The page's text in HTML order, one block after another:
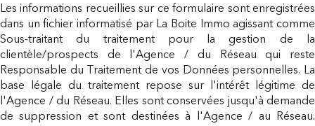
Les informations recueillies sur ce formulaire sont enregistrées
dans un fichier informatisé par La Boite Immo agissant comme
Sous-traitant du traitement pour la gestion de la
clientèle/prospects de l'Agence / du Réseau qui reste
Responsable du Traitement de vos Données personnelles. La
base légale du traitement repose sur l'intérêt légitime de
l'Agence / du Réseau. Elles sont conservées jusqu'à demande
de suppression et sont destinées à l'Agence / au Réseau.